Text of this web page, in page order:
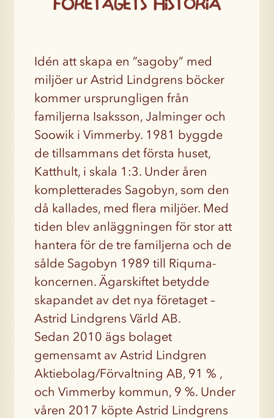
Idén att skapa en ”sagoby” med
miljöer ur Astrid Lindgrens böcker
kommer ursprungligen från
familjerna Isaksson, Jalminger och
Soowik i Vimmerby. 1981 byggde
de tillsammans det första huset,
Katthult, i skala 1:3. Under åren
kompletterades Sagobyn, som den
då kallades, med flera miljöer. Med
tiden blev anläggningen för stor att
hantera för de tre familjerna och de
sålde Sagobyn 1989 till Riquma-
koncernen. Ägarskiftet betydde
skapandet av det nya företaget –
Astrid Lindgrens Värld AB.
Sedan 2010 ägs bolaget
gemensamt av Astrid Lindgren
Aktiebolag/Förvaltning AB, 91 % ,
och Vimmerby kommun, 9 %. Under
våren 2017 köpte Astrid Lindgrens